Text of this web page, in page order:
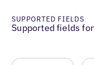
SUPPORTED FIELDS
Supported fields